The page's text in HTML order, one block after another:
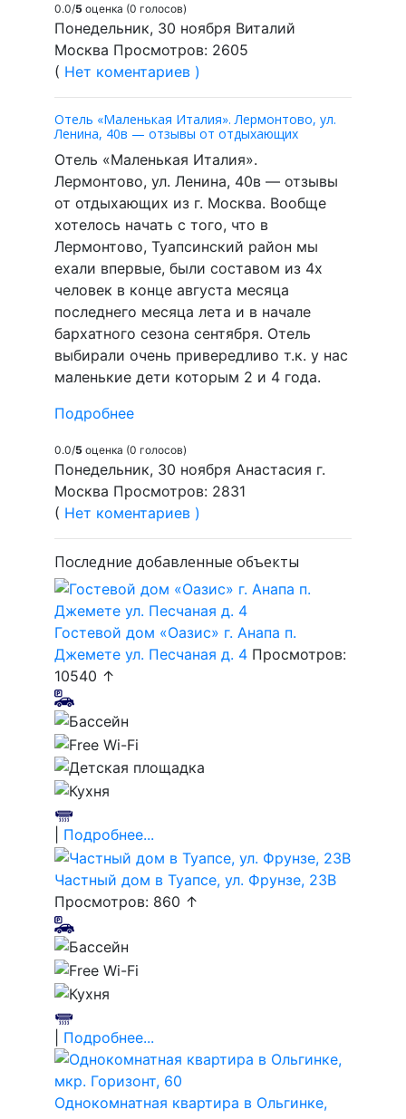
0.0/5 оценка (0 голосов)
Понедельник, 30 ноября Виталий
Москва Просмотров: 2605
( Нет коментариев )
Отель «Маленькая Италия». Лермонтово, ул.
Ленина, 40в — отзывы от отдыхающих
Отель «Маленькая Италия».
Лермонтово, ул. Ленина, 40в — отзывы
от отдыхающих из г. Москва. Вообще
хотелось начать с того, что в
Лермонтово, Туапсинский район мы
ехали впервые, были составом из 4х
человек в конце августа месяца
последнего месяца лета и в начале
бархатного сезона сентября. Отель
выбирали очень привередливо т.к. у нас
маленькие дети которым 2 и 4 года.
Подробнее
0.0/5 оценка (0 голосов)
Понедельник, 30 ноября Анастасия г.
Москва Просмотров: 2831
( Нет коментариев )
Последние добавленные объекты
Гостевой дом «Оазис» г. Анапа п.
Джемете ул. Песчаная д. 4 Просмотров:
10540 ↑
Подробнее...
Частный дом в Туапсе, ул. Фрунзе, 23В
Просмотров: 860 ↑
Подробнее...
Однокомнатная квартира в Ольгинке,